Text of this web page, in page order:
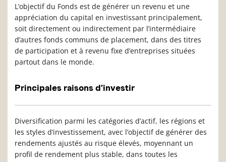
L’objectif du Fonds est de générer un revenu et une
appréciation du capital en investissant principalement,
soit directement ou indirectement par l’intermédiaire
d’autres fonds communs de placement, dans des titres
de participation et à revenu fixe d’entreprises situées
partout dans le monde.
Principales raisons d’investir
Diversification parmi les catégories d’actif, les régions et
les styles d’investissement, avec l’objectif de générer des
rendements ajustés au risque élevés, moyennant un
profil de rendement plus stable, dans toutes les